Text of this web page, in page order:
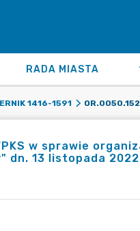
RADA MIASTA
1416-1591
w sprawie
dn. 13 listopada